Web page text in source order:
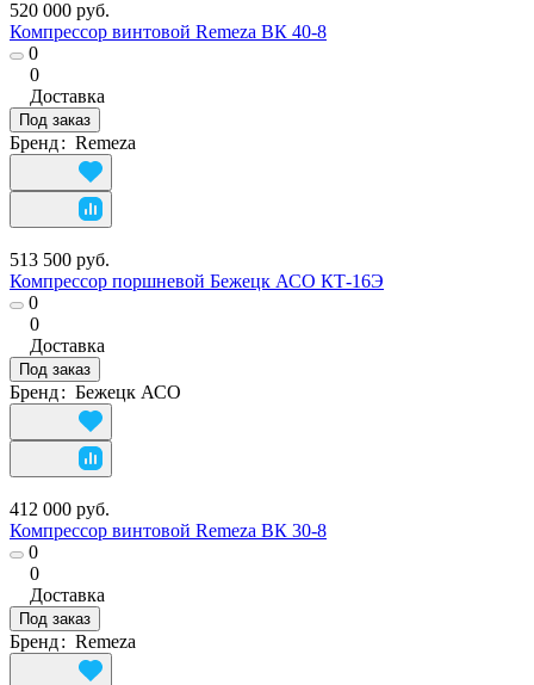
520 000 руб.
Компрессор винтовой Remeza ВК 40-8
0
0
Доставка
Под заказ
Бренд: Remeza
513 500 руб.
Компрессор поршневой Бежецк АСО КТ-16Э
0
0
Доставка
Под заказ
Бренд: Бежецк АСО
412 000 руб.
Компрессор винтовой Remeza ВК 30-8
0
0
Доставка
Под заказ
Бренд: Remeza